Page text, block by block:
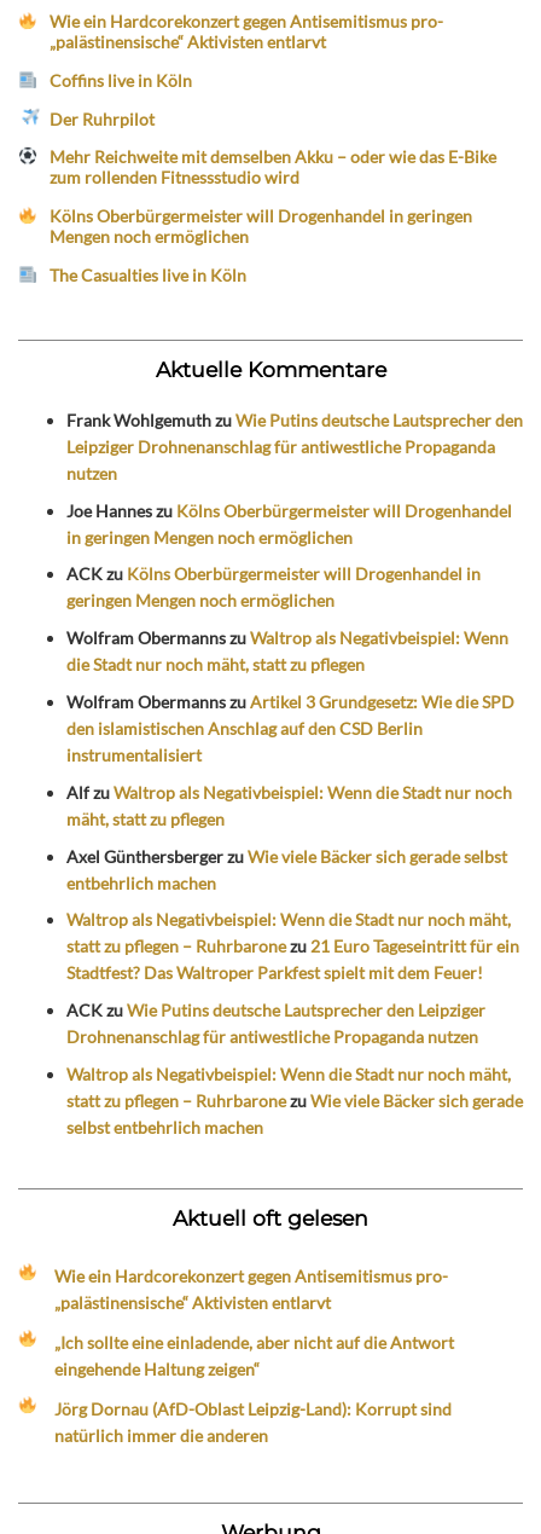
Wie ein Hardcorekonzert gegen Antisemitismus pro-
„palästinensische“ Aktivisten entlarvt
Coffins live in Köln
Der Ruhrpilot
Mehr Reichweite mit demselben Akku – oder wie das E-Bike
zum rollenden Fitnessstudio wird
Kölns Oberbürgermeister will Drogenhandel in geringen
Mengen noch ermöglichen
The Casualties live in Köln
Aktuelle Kommentare
Frank WohlgemuthzuWie Putins deutsche Lautsprecher den
Leipziger Drohnenanschlag für antiwestliche Propaganda
nutzen
Joe Hanneszu Kölns Oberbürgermeister will Drogenhandel
in geringen Mengen noch ermöglichen
ACKzu Kölns Oberbürgermeister will Drogenhandel in
geringen Mengen noch ermöglichen
Wolfram ObermannszuWaltrop als Negativbeispiel: Wenn
die Stadt nur noch mäht, statt zu pflegen
Wolfram ObermannszuArtikel 3 Grundgesetz: Wie die SPD
den islamistischen Anschlag auf den CSD Berlin
instrumentalisiert
AlfzuWaltrop als Negativbeispiel: Wenn die Stadt nur noch
mäht, statt zu pflegen
Axel GünthersbergerzuWie viele Bäcker sich gerade selbst
entbehrlich machen
Waltrop als Negativbeispiel: Wenn die Stadt nur noch mäht,
statt zu pflegen – Ruhrbaronezu 21 Euro Tageseintritt für ein
Stadtfest? Das Waltroper Parkfest spielt mit dem Feuer!
ACKzuWie Putins deutsche Lautsprecher den Leipziger
Drohnenanschlag für antiwestliche Propaganda nutzen
Waltrop als Negativbeispiel: Wenn die Stadt nur noch mäht,
statt zu pflegen – RuhrbaronezuWie viele Bäcker sich gerade
selbst entbehrlich machen
Aktuell oft gelesen
Wie ein Hardcorekonzert gegen Antisemitismus pro-
„palästinensische“ Aktivisten entlarvt
„Ich sollte eine einladende, aber nicht auf die Antwort
eingehende Haltung zeigen“
Jörg Dornau (AfD-Oblast Leipzig-Land): Korrupt sind
natürlich immer die anderen